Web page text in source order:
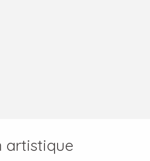
artistique